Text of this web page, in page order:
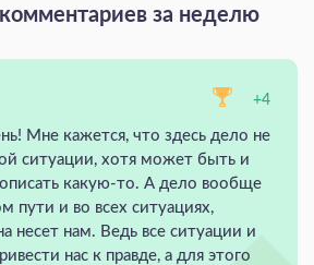
за неделю
+4
Мне кажется, что здесь дело не
ситуации, хотя может быть и
какую-то. А дело вообще
пути и во всех ситуациях,
несет нам. Ведь все ситуации и
нас к правде, а для этого